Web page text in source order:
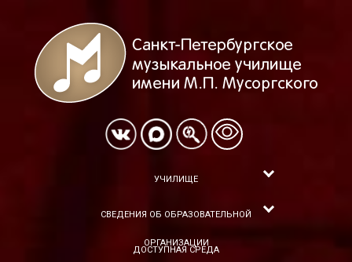
УЧИЛИЩЕ
СВЕДЕНИЯ ОБ ОБРАЗОВАТЕЛЬНОЙ
ОРГАНИЗАЦИИ
ДОСТУПНАЯ СРЕДА